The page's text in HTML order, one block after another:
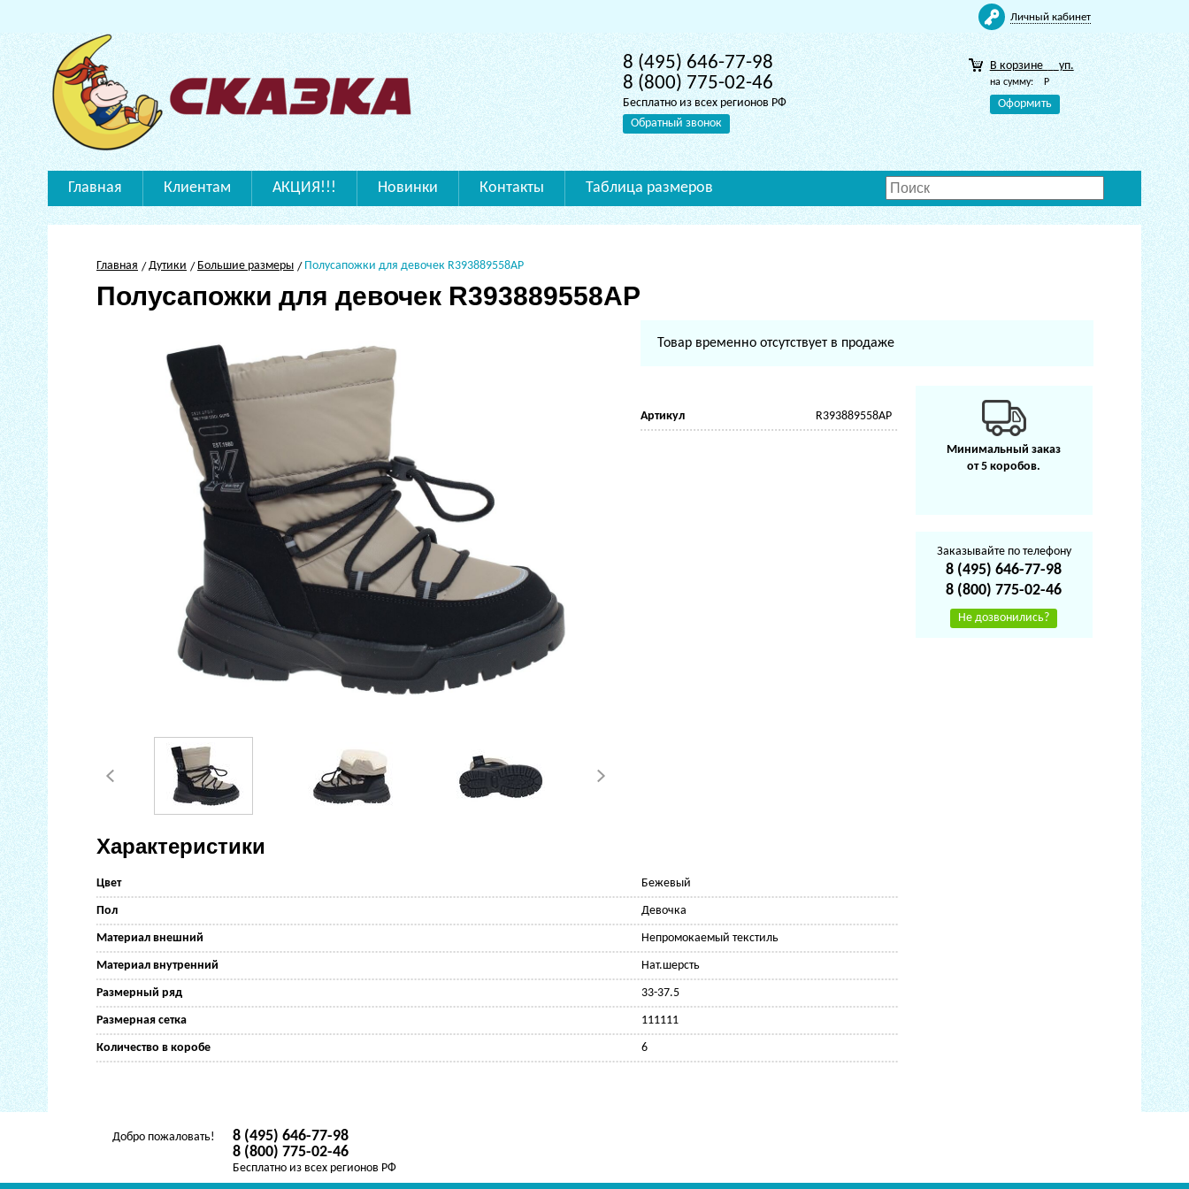
Личный кабинет
8 (495) 646-77-98
8 (800) 775-02-46
Бесплатно из всех регионов РФ
Обратный звонок
В корзине уп.
на сумму: Р
Оформить
Главная Клиентам АКЦИЯ!!! Новинки Контакты Таблица размеров
Главная Дутики Большие размеры Полусапожки для девочек R393889558AP
Полусапожки для девочек R393889558AP
Товар временно отсутствует в продаже
Артикул R393889558AP
Характеристики
Цвет Бежевый
Пол Девочка
Материал внешний Непромокаемый текстиль
Материал внутренний Нат.шерсть
Размерный ряд 33-37.5
Размерная сетка 111111
Количество в коробе 6
Минимальный заказ
от 5 коробов.
Заказывайте по телефону
8 (495) 646-77-98
8 (800) 775-02-46
Не дозвонились?
Добро пожаловать!
8 (495) 646-77-98
8 (800) 775-02-46
Бесплатно из всех регионов РФ